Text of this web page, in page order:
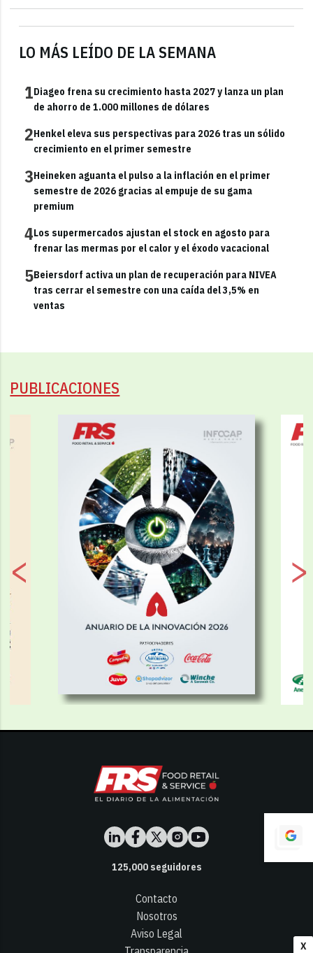
X
LO MÁS LEÍDO DE LA SEMANA
1Diageo frena su crecimiento hasta 2027 y lanza un plan
de ahorro de 1.000 millones de dólares
2Henkel eleva sus perspectivas para 2026 tras un sólido
crecimiento en el primer semestre
3Heineken aguanta el pulso a la inflación en el primer
semestre de 2026 gracias al empuje de su gama
premium
4Los supermercados ajustan el stock en agosto para
frenar las mermas por el calor y el éxodo vacacional
5Beiersdorf activa un plan de recuperación para NIVEA
tras cerrar el semestre con una caída del 3,5% en
ventas
PUBLICACIONES
125,000seguidores
Contacto
Nosotros
Aviso Legal